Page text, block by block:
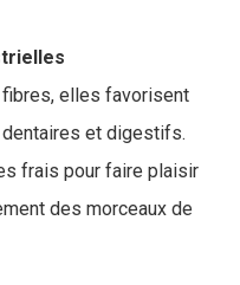
fibres, elles favorisent
et digestifs.
frais pour faire plaisir
des morceaux de